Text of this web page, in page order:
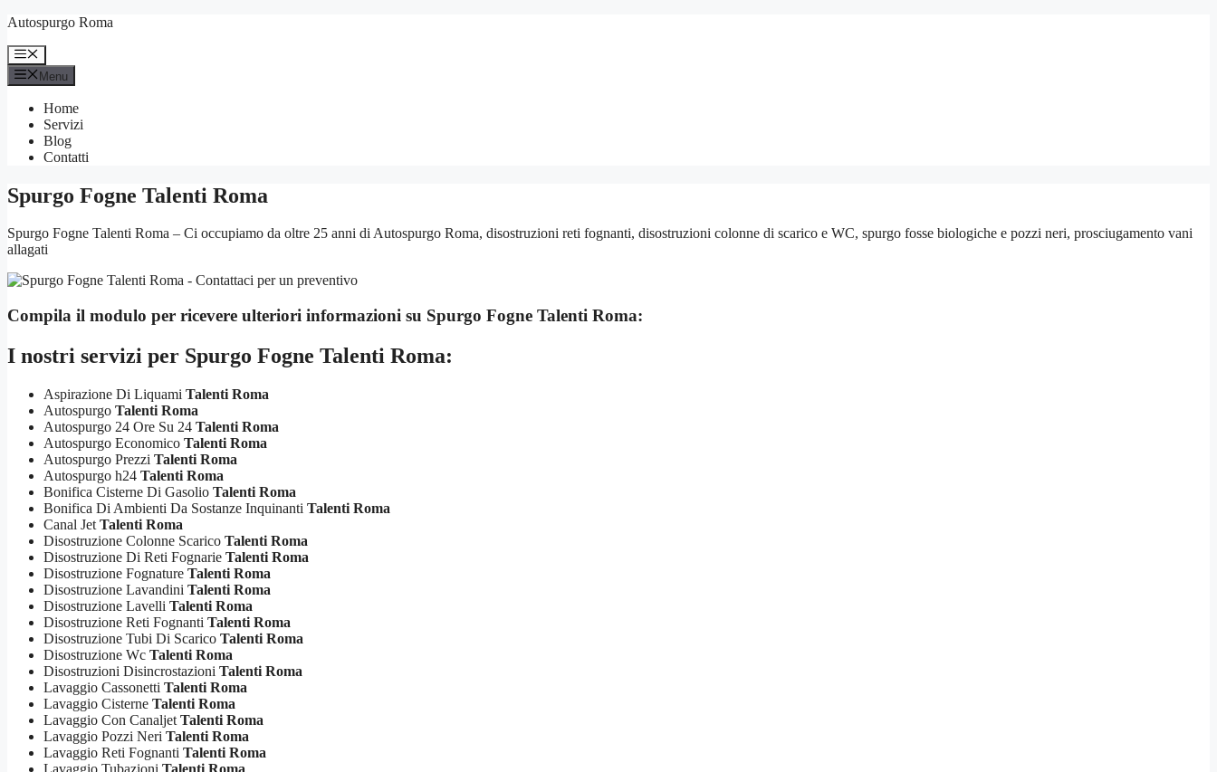
Vai
contenuto
Autospurgo Roma
Menu
Menu
Home
Servizi
Blog
Contatti
Spurgo Fogne Talenti Roma
Spurgo Fogne Talenti Roma – Ci occupiamo da oltre 25 anni di Autospurgo Roma, disostruzioni reti fognanti, disostruzioni colonne di scarico e WC, spurgo fosse biologiche e pozzi neri, prosciugamento vani
allagati
Compila il modulo per ricevere ulteriori informazioni su Spurgo Fogne Talenti Roma:
I nostri servizi per Spurgo Fogne Talenti Roma:
Aspirazione Di Liquami Talenti Roma
Autospurgo Talenti Roma
Autospurgo 24 Ore Su 24 Talenti Roma
Autospurgo Economico Talenti Roma
Autospurgo Prezzi Talenti Roma
Autospurgo h24 Talenti Roma
Bonifica Cisterne Di Gasolio Talenti Roma
Bonifica Di Ambienti Da Sostanze Inquinanti Talenti Roma
Canal Jet Talenti Roma
Disostruzione Colonne Scarico Talenti Roma
Disostruzione Di Reti Fognarie Talenti Roma
Disostruzione Fognature Talenti Roma
Disostruzione Lavandini Talenti Roma
Disostruzione Lavelli Talenti Roma
Disostruzione Reti Fognanti Talenti Roma
Disostruzione Tubi Di Scarico Talenti Roma
Disostruzione Wc Talenti Roma
Disostruzioni Disincrostazioni Talenti Roma
Lavaggio Cassonetti Talenti Roma
Lavaggio Cisterne Talenti Roma
Lavaggio Con Canaljet Talenti Roma
Lavaggio Pozzi Neri Talenti Roma
Lavaggio Reti Fognanti Talenti Roma
Lavaggio Tubazioni Talenti Roma